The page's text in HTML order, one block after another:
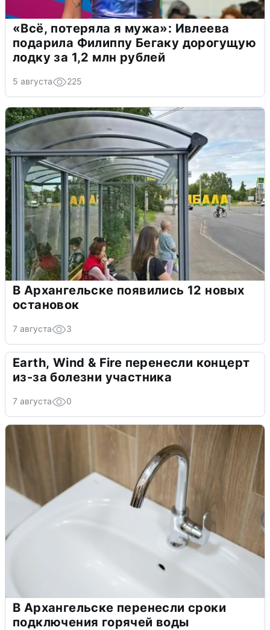
«Всё, потеряла я мужа»: Ивлеева
подарила Филиппу Бегаку дорогущую
лодку за 1,2 млн рублей
5 августа 225
В Архангельске появились 12 новых
остановок
7 августа 3
Earth, Wind & Fire перенесли концерт
из-за болезни участника
7 августа 0
В Архангельске перенесли сроки
подключения горячей воды